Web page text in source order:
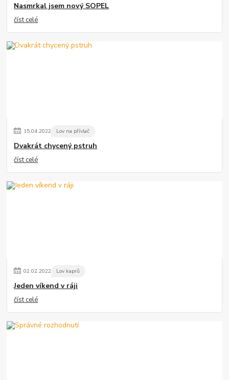
Nasmrkal jsem nový SOPEL
číst celé
15.04.2022 Lov na přívlač
Dvakrát chycený pstruh
číst celé
02.02.2022 Lov kaprů
Jeden víkend v ráji
číst celé